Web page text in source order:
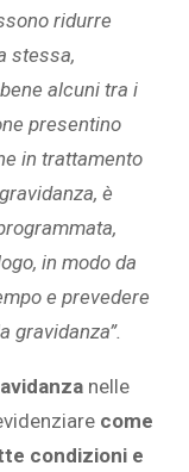
ridurre
stessa,
alcuni tra i
presentino
in trattamento
è
in modo da
e prevedere
gravidanza”.
nelle
come
condizioni e